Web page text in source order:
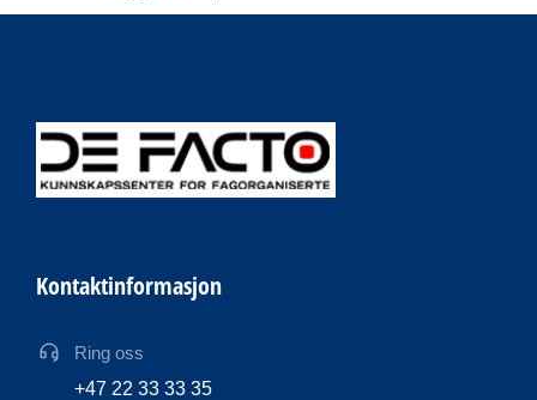
Kontaktinformasjon
Ring oss
+47 22 33 33 35